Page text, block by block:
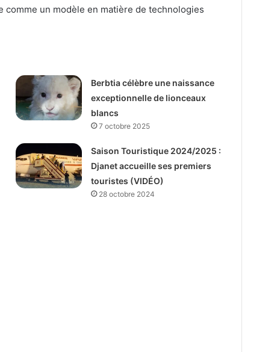
un modèle en matière de technologies
Berbtia célèbre une naissance
exceptionnelle de lionceaux
blancs
7 octobre 2025
Saison Touristique 2024/2025 :
Djanet accueille ses premiers
touristes (VIDÉO)
28 octobre 2024